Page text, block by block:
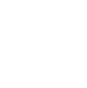
してたより利
てしまって